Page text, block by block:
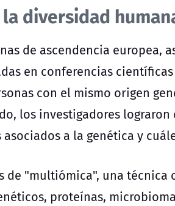
diversidad
de ascendencia europea,
en conferencias
con el mismo origen
los investigadores
asociados a la genética y
de "multiómica", una técnica
proteínas,